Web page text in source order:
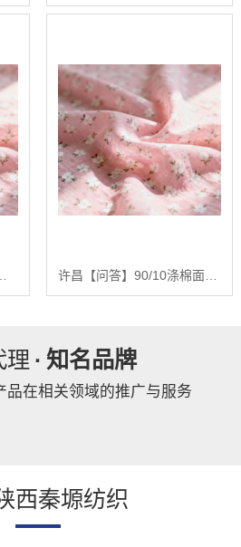
许昌【问答】90/10涤棉面料：深度解析混纺面料的性能优化与未来发展趋势报告【精梳涤棉坯布长期供应合作案例】【是什么?】
理 · 知名品牌
品在相关领域的推广与服务
西秦塬纺织